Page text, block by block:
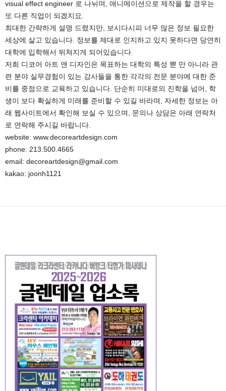
visual effect engineer 로 나뉘며, 애니메이션으로 제작을 할 경우는
또 다른 직업이 되겠지요.
최대한 간략하게 설명 드렸지만, 보시다시피 너무 많은 정보 필요한
세상에 살고 있습니다. 정보를 제대로 인지하고 있지 못하다면 당연히
대학에 입학해서 뒤쳐지게 되어있습니다.
저희 디코어 아트 앤 디자인은 목표하는 대학의 특성 뿐 만 아니라 관
련 분야 실무경험이 있는 강사들을 통한 각각의 전문 분야에 대한 준
비를 중점으로 교육하고 있습니다. 단순히 미대로의 진학을 넘어, 학
생이 보다 확실하게 미래를 준비할 수 있길 바라며, 자세한 정보는 아
래 웹사이트에서 확인해 보실 수 있으며, 문의나 상담은 아래 연락처
로 연락해 주시길 바랍니다.
website: www.decoreartdesign.com
phone: 213.500.4665
email: decoreartdesign@gmail.com
kakao: joonh1121